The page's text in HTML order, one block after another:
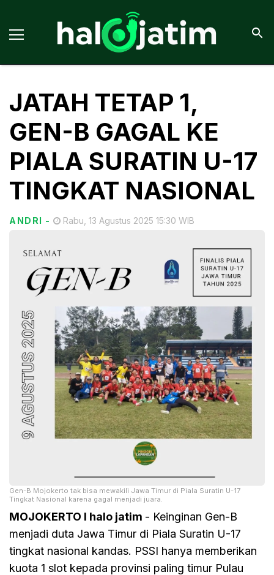
JATAH TETAP 1,
GEN-B GAGAL KE
PIALA SURATIN U-17
TINGKAT NASIONAL
ANDRI - Rabu, 13 Agustus 2025 15:30 WIB
Gen-B Mojokerto tak bisa mewakili Jawa Timur di Piala Suratin U-17
Tingkat Nasional karena gagal menjadi juara.
MOJOKERTO I halo jatim - Keinginan Gen-B
menjadi duta Jawa Timur di Piala Suratin U-17
tingkat nasional kandas. PSSI hanya memberikan
kuota 1 slot kepada provinsi paling timur Pulau